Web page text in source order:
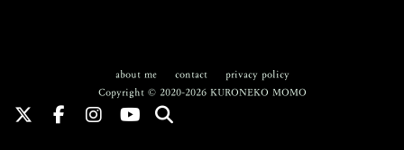
about me contact
privacy policy
Copyright © 2020-2026 KURONEKO MOMO